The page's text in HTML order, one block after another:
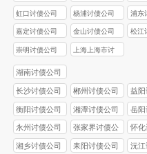
虹口讨债公司 杨浦讨债公司 浦东
嘉定讨债公司 金山讨债公司 松江
崇明讨债公司
上海上海市讨
湖南讨债公司
长沙讨债公司 郴州讨债公司 益阳
衡阳讨债公司 湘潭讨债公司 岳阳
永州讨债公司
张家界讨债公
司
怀化
湘乡讨债公司 耒阳讨债公司 沅江